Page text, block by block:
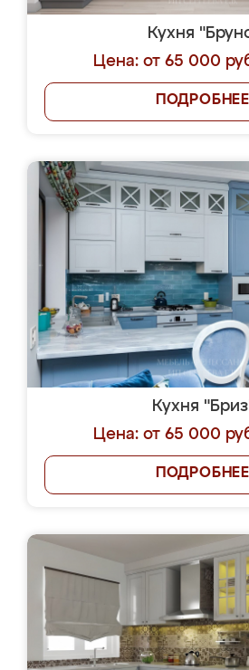
Кухня
Цена: от 65 000
ПОДРОБНЕЕ
Кухня
Цена: от 65 000
ПОДРОБНЕЕ